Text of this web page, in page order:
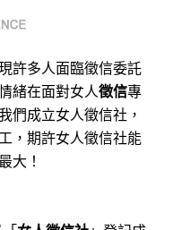
許多人面臨徵信委託
緒在面對女人徵信專
們成立女人徵信社，
，期許女人徵信社能
大 ！